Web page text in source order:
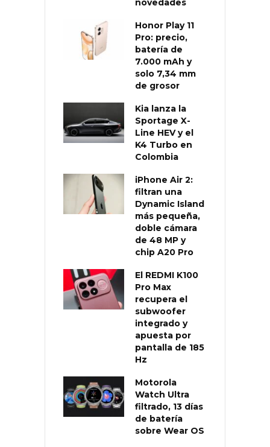
Honor Play 11
Pro: precio,
batería de
7.000 mAh y
solo 7,34 mm
de grosor
Kia lanza la
Sportage X-
Line HEV y el
K4 Turbo en
Colombia
iPhone Air 2:
filtran una
Dynamic Island
más pequeña,
doble cámara
de 48 MP y
chip A20 Pro
El REDMI K100
Pro Max
recupera el
subwoofer
integrado y
apuesta por
pantalla de 185
Hz
Motorola
Watch Ultra
filtrado, 13 días
de batería
sobre Wear OS